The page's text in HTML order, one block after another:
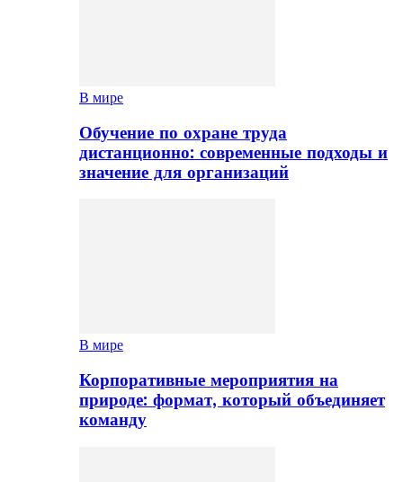
В мире
Обучение по охране труда
дистанционно: современные подходы и
значение для организаций
В мире
Корпоративные мероприятия на
природе: формат, который объединяет
команду